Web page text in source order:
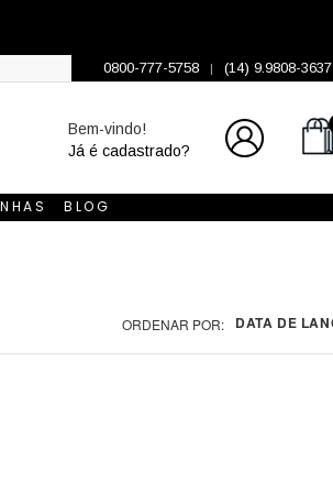
0800-777-5758 | (14) 9.9808-3637
Bem-vindo!
Já é cadastrado?
BLOG
ORDENAR POR: